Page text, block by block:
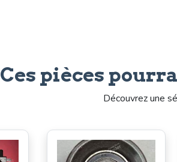
Ces pièces
Découvrez une